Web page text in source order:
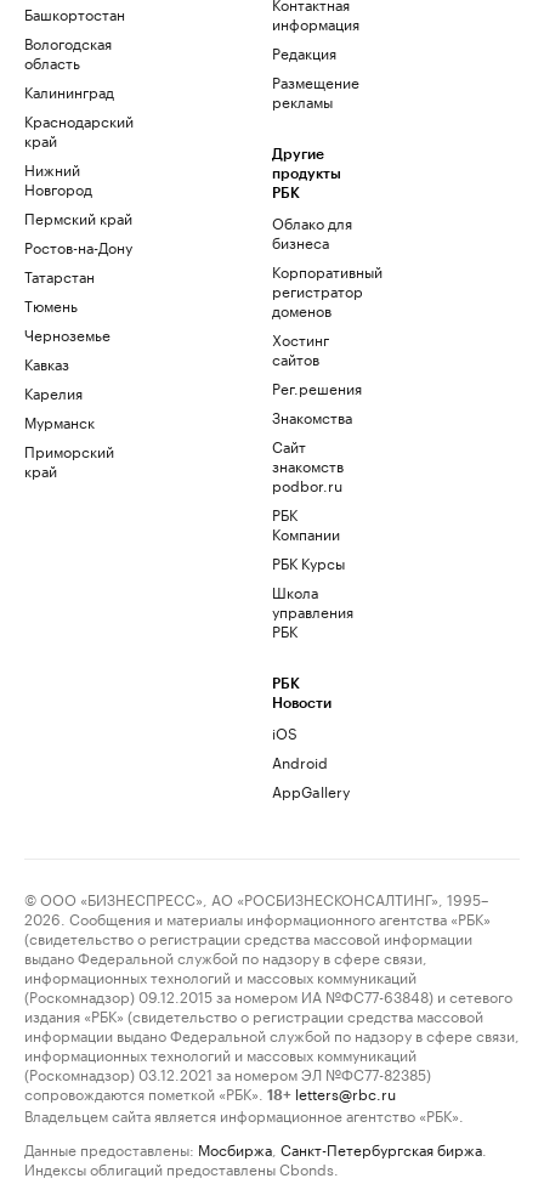
Башкортостан
Вологодская
область
Калининград
Краснодарский
край
Нижний
Новгород
Пермский край
Ростов-на-Дону
Татарстан
Тюмень
Черноземье
Кавказ
Карелия
Мурманск
Приморский
край
информация
Редакция
Размещение
рекламы
Другие
продукты
РБК
Облако для
бизнеса
Корпоративный
регистратор
доменов
Хостинг
сайтов
Рег.решения
Знакомства
Сайт
знакомств
podbor.ru
РБК
Компании
РБК Курсы
Школа
управления
РБК
РБК
Новости
iOS
Android
AppGallery
© ООО «БИЗНЕСПРЕСС», АО «РОСБИЗНЕСКОНСАЛТИНГ», 1995–
2026. Сообщения и материалы информационного агентства «РБК»
(свидетельство о регистрации средства массовой информации
выдано Федеральной службой по надзору в сфере связи,
информационных технологий и массовых коммуникаций
(Роскомнадзор) 09.12.2015 за номером ИА №ФС77-63848) и сетевого
издания «РБК» (свидетельство о регистрации средства массовой
информации выдано Федеральной службой по надзору в сфере связи,
информационных технологий и массовых коммуникаций
(Роскомнадзор) 03.12.2021 за номером ЭЛ №ФС77-82385)
сопровождаются пометкой «РБК».
18+ letters@rbc.ru
Владельцем сайта является информационное агентство «РБК».
Данные предоставлены: Мосбиржа Санкт-Петербургская биржа
Индексы облигаций предоставлены Cbonds.